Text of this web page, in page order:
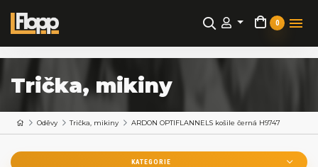
0
Trička, mikiny
Oděvy Trička, mikiny ARDON OPTIFLANNELS košile černá H9747
KATEGORIE